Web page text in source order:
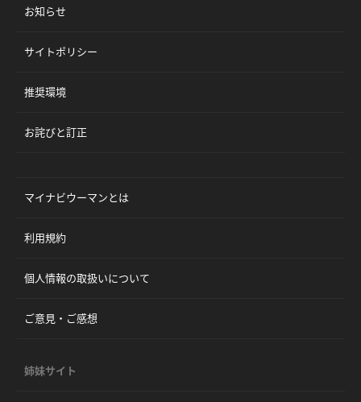
お知らせ
サイトポリシー
推奨環境
お詫びと訂正
マイナビウーマンとは
利用規約
個人情報の取扱いについて
ご意見・ご感想
姉妹サイト